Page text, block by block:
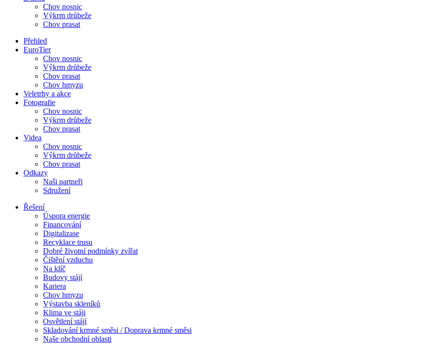
Chov nosnic
Výkrm drůbeže
Chov prasat
Přehled
EuroTier
Chov nosnic
Výkrm drůbeže
Chov prasat
Chov hmyzu
Veletrhy a akce
Fotografie
Chov nosnic
Výkrm drůbeže
Chov prasat
Videa
Chov nosnic
Výkrm drůbeže
Chov prasat
Odkazy
Naši partneři
Sdružení
Řešení
Úspora energie
Financování
Digitalizase
Recyklace trusu
Dobré životní podmínky zvířat
Čištění vzduchu
Na klíč
Budovy stájí
Kariera
Chov hmyzu
Výstavba skleníků
Klima ve stáji
Osvětlení stájí
Skladování krmné směsi / Doprava krmné směsi
Naše obchodní oblasti